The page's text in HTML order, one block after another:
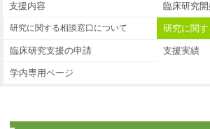
のQ&A
支援内容 臨床研究
研究に関する相談窓口について 研究に関
臨床研究支援の申請 支援実績
学内専用ページ